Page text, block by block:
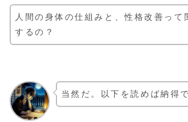
人間の身体の仕組みと、性格改善って
するの？
当然だ。以下を読めば納得